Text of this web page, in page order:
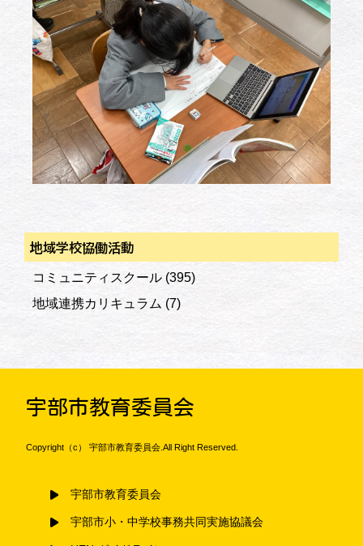
地域学校協働活動
コミュニティスクール (395)
地域連携カリキュラム (7)
宇部市教育委員会
Copyright（c） 宇部市教育委員会.All Right Reserved.
宇部市教育委員会
宇部市小・中学校事務共同実施協議会